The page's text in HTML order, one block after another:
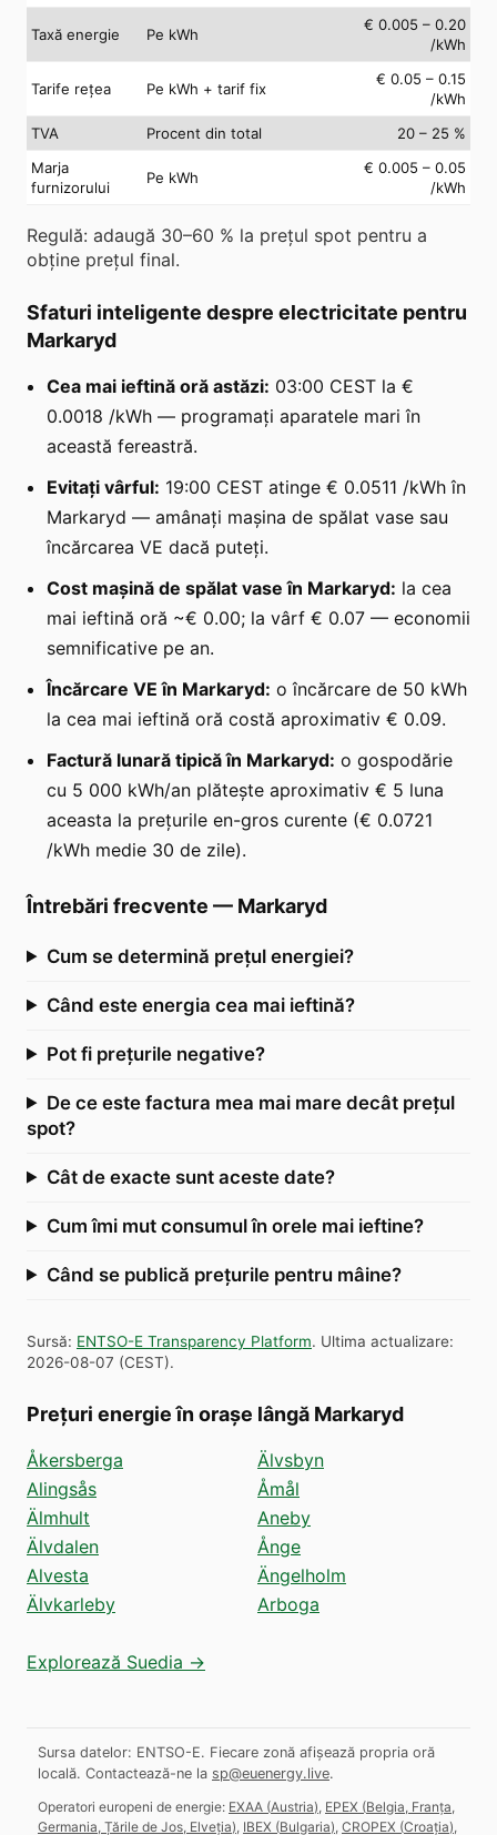
Taxă energie Pe kWh
€ 0.005 – 0.20
/kWh
Tarife rețea Pe kWh + tarif fix
€ 0.05 – 0.15
/kWh
TVA
Procent din total
20 – 25 %
Marja
furnizorului
Pe kWh
€ 0.005 – 0.05
/kWh
Regulă: adaugă 30–60 % la prețul spot pentru a
obține prețul final.
Sfaturi inteligente despre electricitate pentru
Markaryd
Cea mai ieftină oră astăzi: 03:00 CEST la €
0.0018 /kWh — programați aparatele mari în
această fereastră.
Evitați vârful: 19:00 CEST atinge € 0.0511 /kWh în
Markaryd — amânați mașina de spălat vase sau
încărcarea VE dacă puteți.
Cost mașină de spălat vase în Markaryd: la cea
mai ieftină oră ~€ 0.00; la vârf € 0.07 — economii
semnificative pe an.
Încărcare VE în Markaryd: o încărcare de 50 kWh
la cea mai ieftină oră costă aproximativ € 0.09.
Factură lunară tipică în Markaryd: o gospodărie
cu 5 000 kWh/an plătește aproximativ € 5 luna
aceasta la prețurile en-gros curente (€ 0.0721
/kWh medie 30 de zile).
Întrebări frecvente — Markaryd
Cum se determină prețul energiei?
Când este energia cea mai ieftină?
Pot fi prețurile negative?
De ce este factura mea mai mare decât prețul
spot?
Cât de exacte sunt aceste date?
Cum îmi mut consumul în orele mai ieftine?
Când se publică prețurile pentru mâine?
Sursă: ENTSO-E Transparency Platform. Ultima actualizare:
2026-08-07 (CEST).
Prețuri energie în orașe lângă Markaryd
Åkersberga
Alingsås
Älmhult
Älvdalen
Alvesta
Älvkarleby
Älvsbyn
Åmål
Aneby
Ånge
Ängelholm
Arboga
Explorează Suedia →
Sursa datelor: ENTSO-E. Fiecare zonă afișează propria oră
locală. Contactează-ne la sp@euenergy.live.
Operatori europeni de energie: EXAA (Austria) EPEX (Belgia, Franța,
Germania, Țările de Jos, Elveția) IBEX (Bulgaria) CROPEX (Croația)